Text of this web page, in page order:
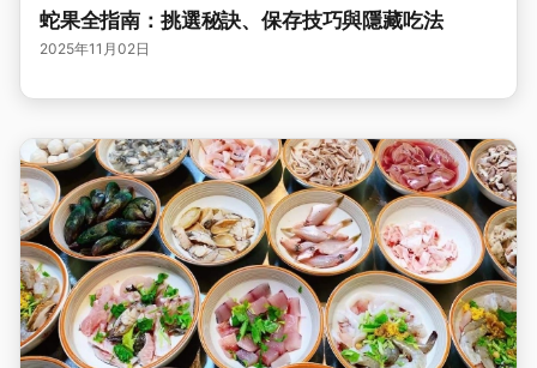
蛇果全指南：挑選秘訣、保存技巧與隱藏吃法
2025年11月02日